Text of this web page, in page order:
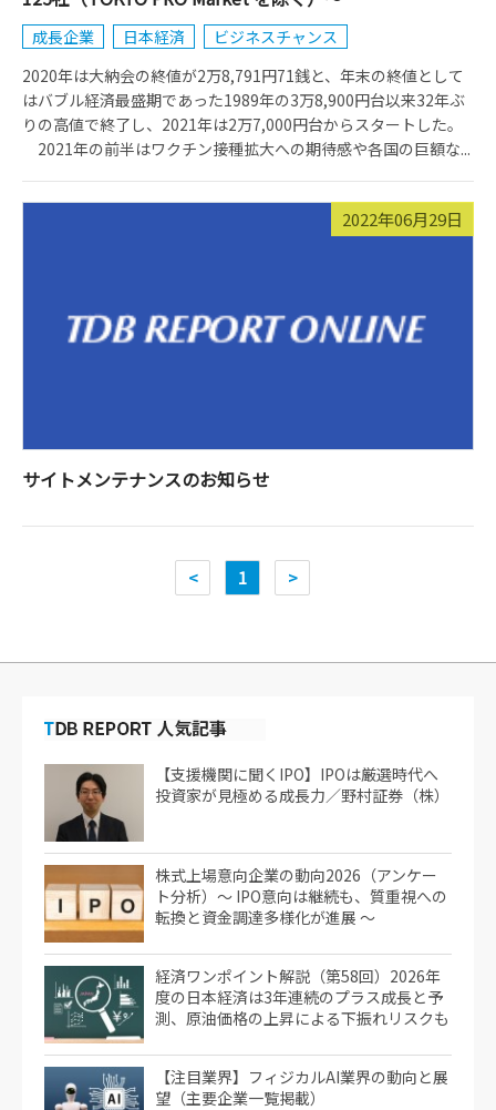
成長企業 日本経済
ビジネスチャンス
2020年は大納会の終値が2万8,791円71銭と、年末の終値として
はバブル経済最盛期であった1989年の3万8,900円台以来32年ぶ
りの高値で終了し、2021年は2万7,000円台からスタートした。
2021年の前半はワクチン接種拡大への期待感や各国の巨額な...
2022年06月29日
サイトメンテナンスのお知らせ
< 1 >
【支援機関に聞くIPO】IPOは厳選時代へ
投資家が見極める成長力／野村証券（株）
株式上場意向企業の動向2026（アンケー
ト分析）～ IPO意向は継続も、質重視への
転換と資金調達多様化が進展 ～
経済ワンポイント解説（第58回）2026年
度の日本経済は3年連続のプラス成長と予
測、原油価格の上昇による下振れリスクも
【注目業界】フィジカルAI業界の動向と展
望（主要企業一覧掲載）